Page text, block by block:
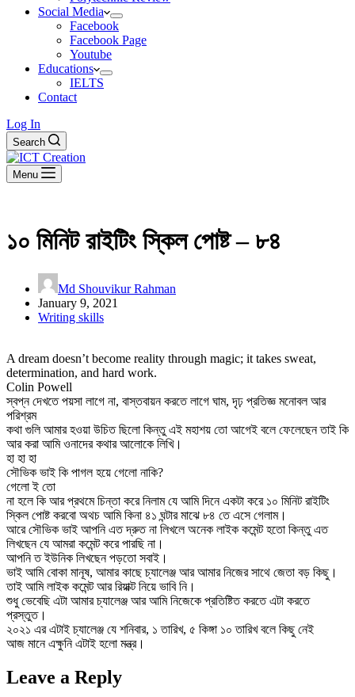
Social Media
Facebook
Facebook Page
Youtube
Educations
IELTS
Contact
Log In
Search
Menu
১০ মিনিট রাইটিং স্কিল পোষ্ট – ৮৪
Md Shouvikur Rahman
January 9, 2021
Writing skills
A dream doesn’t become reality through magic; it takes sweat,
determination, and hard work.
Colin Powell
স্বপ্ন দেখতে পয়সা লাগে না, বাস্তবায়ন করতে লাগে ঘাম, দৃঢ় প্রতিজ্ঞ মনোবল আর
পরিশ্রম
কথা গুলি আমার হওয়া উচিত ছিলো কিন্তু এই মহাশয় তো আগেই বলে ফেলেছেন তাই কি
আর করা আমি ওনাদের কথার আলোকে লিখি।
হা হা হা
সৌভিক ভাই কি পাগল হয়ে গেলো নাকি?
গেলো ই তো
না হলে কি আর প্রথমে চিন্তা করে নিলাম যে আমি দিনে একটা করে ১০ মিনিট রাইটিং
স্কিল পোষ্ট করবো অথচ আমি কিনা ৪১ ঘন্টার মাঝে ৮৪ তে এসে গেলাম।
আরে সৌভিক ভাই আপনি এত দ্রুত না লিখলে অনেক লাইক কমেন্ট হতো কিন্তু এত
লিখছেন যে আমরা কমেন্ট করে পারছি না।
আপনি ত ইউনিক লিখছেন পড়তো সবাই।
ভাই আমি বোকা মানূষ, আমার কাছে চ্যালেঞ্জ আর আমার নিজের সাথে জেতা বড় কিছু।
তাই আমি লাইক কমেন্ট আর রিয়াক্ট নিয়ে ভাবি নি।
শুধু ভেবেছি এটা আমার চ্যালেঞ্জ আর আমি নিজেকে প্রতিষ্টিত করতে এটা করতে
প্রস্তুত।
২০২১ এর এটাই চ্যালেঞ্জ যে শনিবার, ১ তারিখ, ৫ কিঙ্গা ১০ তারিখ বলে কিছু নেই
আজ মানে এক্ষুনি এটাই হলো মন্ত্র।
Leave a Reply